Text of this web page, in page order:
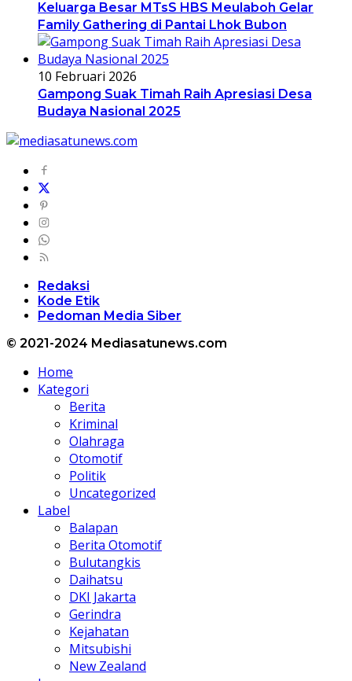
Keluarga Besar MTsS HBS Meulaboh Gelar
Family Gathering di Pantai Lhok Bubon
10 Februari 2026
Gampong Suak Timah Raih Apresiasi Desa
Budaya Nasional 2025
Redaksi
Kode Etik
Pedoman Media Siber
© 2021-2024 Mediasatunews.com
Home
Kategori
Berita
Kriminal
Olahraga
Otomotif
Politik
Uncategorized
Label
Balapan
Berita Otomotif
Bulutangkis
Daihatsu
DKI Jakarta
Gerindra
Kejahatan
Mitsubishi
New Zealand